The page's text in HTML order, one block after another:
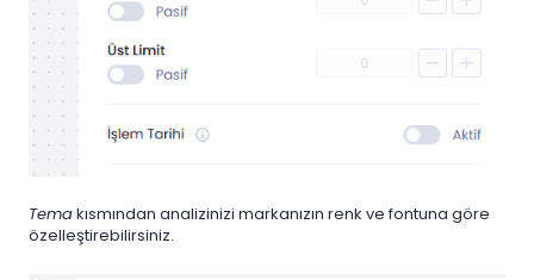
Temakısmından analizinizi markanızın renk ve fontuna göre
özelleştirebilirsiniz.